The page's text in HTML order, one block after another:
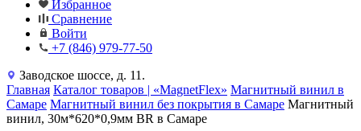
Избранное
Сравнение
Войти
+7 (846) 979-77-50
Заводское шоссе, д. 11.
Главная Каталог товаров | «MagnetFlex» Магнитный винил в
Самаре Магнитный винил без покрытия в Самаре Магнитный
винил, 30м*620*0,9мм BR в Самаре